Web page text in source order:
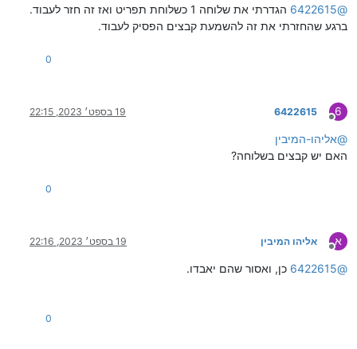
@
6422615 הגדרתי את שלוחה 1 כשלוחת תפריט ואז זה חזר לעבוד.
ברגע שהחזרתי את זה להשמעת קבצים הפסיק לעבוד.
0
6
מנותק
6422615 19 בספט׳ 2023, 22:15
@אליהו-המיבין
האם יש קבצים בשלוחה?
0
א
מנותק
אליהו המיבין 19 בספט׳ 2023, 22:16
@
6422615 כן, ואסור שהם יאבדו.
0